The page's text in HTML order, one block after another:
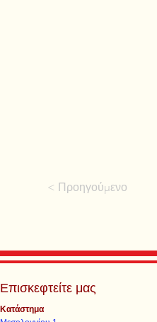
< Προηγούμενο
Επισκεφτείτε μας
Κατάστημα